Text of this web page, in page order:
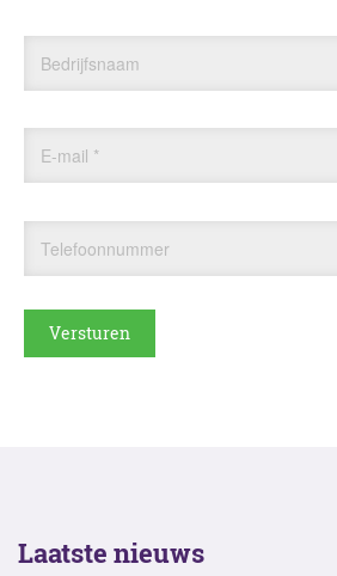
Bedrijfsnaam
E-mail *
Telefoonnummer
Laatste nieuws